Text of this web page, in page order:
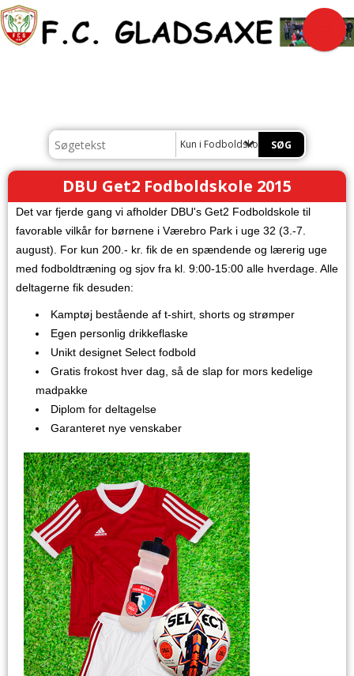
Kun i Fodboldskole
DBU Get2 Fodboldskole 2015
Det var fjerde gang vi afholder DBU's Get2 Fodboldskole til
favorable vilkår for børnene i Værebro Park i uge 32 (3.-7.
august). For kun 200.- kr. fik de en spændende og lærerig uge
med fodboldtræning og sjov fra kl. 9:00-15:00 alle hverdage. Alle
deltagerne fik desuden:
Kamptøj bestående af t-shirt, shorts og strømper
Egen personlig drikkeflaske
Unikt designet Select fodbold
Gratis frokost hver dag, så de slap for mors kedelige
madpakke
Diplom for deltagelse
Garanteret nye venskaber